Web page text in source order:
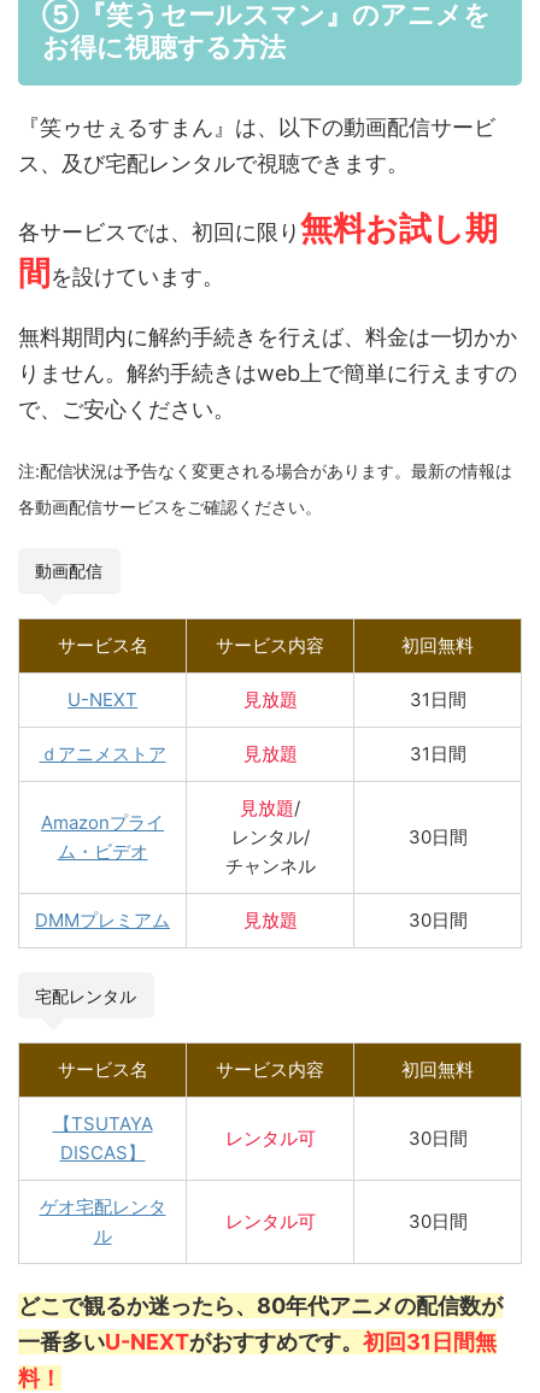
⑤『笑うセールスマン』のアニメを
お得に視聴する方法
『笑ゥせぇるすまん』は、以下の動画配信サービ
ス、及び宅配レンタルで視聴できます。
各サービスでは、初回に限り無料お試し期
間 を設けています。
無料期間内に解約手続きを行えば、料金は一切かか
りません。解約手続きはweb上で簡単に行えますの
で、ご安心ください。
注:配信状況は予告なく変更される場合があります。最新の情報は
各動画配信サービスをご確認ください。
動画配信
サービス名 サービス内容 初回無料
U-NEXT 見放題 31日間
ｄアニメストア 見放題 31日間
Amazonプライ
ム・ビデオ
見放題/
レンタル/
チャンネル
30日間
DMMプレミアム 見放題 30日間
宅配レンタル
サービス名 サービス内容 初回無料
【TSUTAYA
DISCAS】
レンタル可 30日間
ゲオ宅配レンタ
ル
レンタル可 30日間
どこで観るか迷ったら、80年代アニメの配信数が
一番多いU-NEXTがおすすめです。 初回31日間無
料！